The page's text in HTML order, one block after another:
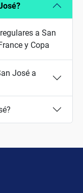
a San
y Copa
José a